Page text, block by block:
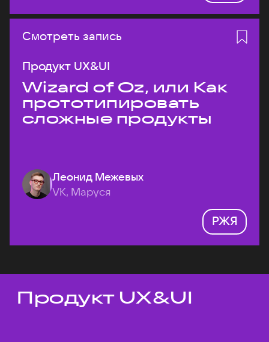
Смотреть запись
Продукт UX&UI
Wizard of Oz, или Как
прототипировать
сложные продукты
Леонид Межевых
VK, Маруся
РЖЯ
Темы докладов
Продукт UX&UI